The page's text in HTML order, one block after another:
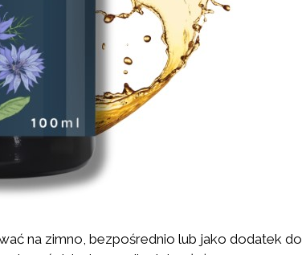
na zimno, bezpośrednio lub jako dodatek do